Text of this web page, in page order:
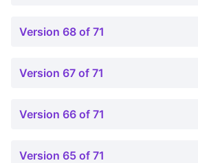
Version 68 of 71
Version 67 of 71
Version 66 of 71
Version 65 of 71